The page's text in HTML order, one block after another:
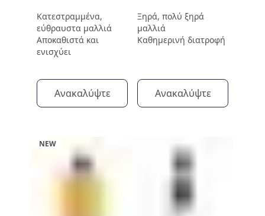
Κατεστραμμένα,
εύθραυστα μαλλιά
Αποκαθιστά και
ενισχύει
Ανακαλύψτε
Ξηρά, πολύ ξηρά
μαλλιά
Καθημερινή διατροφή
Ανακαλύψτε
NEW